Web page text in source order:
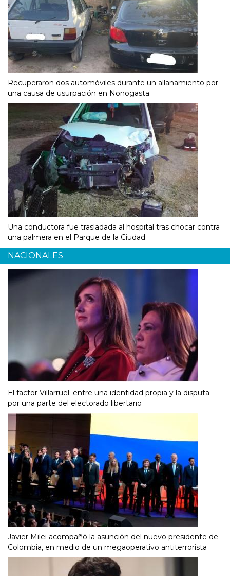
Recuperaron dos automóviles durante un allanamiento por
una causa de usurpación en Nonogasta
Una conductora fue trasladada al hospital tras chocar contra
una palmera en el Parque de la Ciudad
NACIONALES
El factor Villarruel: entre una identidad propia y la disputa
por una parte del electorado libertario
Javier Milei acompañó la asunción del nuevo presidente de
Colombia, en medio de un megaoperativo antiterrorista